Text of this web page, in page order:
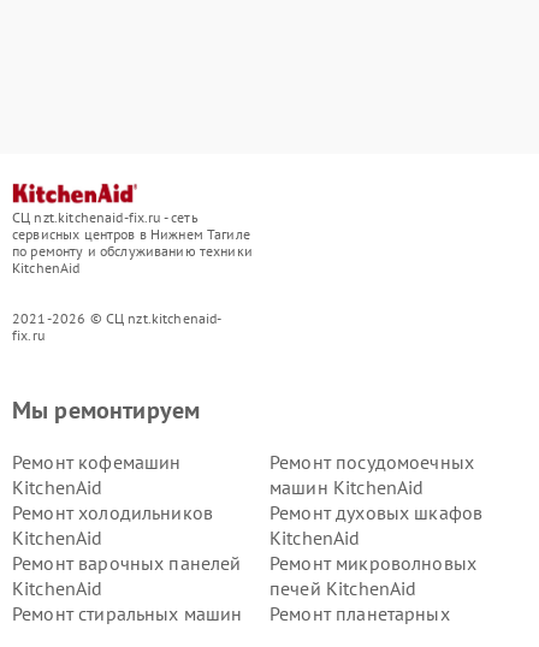
СЦ nzt.kitchenaid-fix.ru - сеть
сервисных центров в Нижнем Тагиле
по ремонту и обслуживанию техники
KitchenAid
2021-2026 © СЦ nzt.kitchenaid-
fix.ru
Мы ремонтируем
Ремонт кофемашин
KitchenAid
Ремонт посудомоечных
машин KitchenAid
Ремонт холодильников
KitchenAid
Ремонт духовых шкафов
KitchenAid
Ремонт варочных панелей
KitchenAid
Ремонт микроволновых
печей KitchenAid
Ремонт стиральных машин
Ремонт планетарных